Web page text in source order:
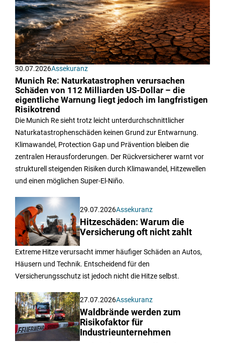
30.07.2026Assekuranz
Munich Re: Naturkatastrophen verursachen
Schäden von 112 Milliarden US-Dollar – die
eigentliche Warnung liegt jedoch im langfristigen
Risikotrend
Die Munich Re sieht trotz leicht unterdurchschnittlicher
Naturkatastrophenschäden keinen Grund zur Entwarnung.
Klimawandel, Protection Gap und Prävention bleiben die
zentralen Herausforderungen. Der Rückversicherer warnt vor
strukturell steigenden Risiken durch Klimawandel, Hitzewellen
und einen möglichen Super-El-Niño.
29.07.2026Assekuranz
Hitzeschäden: Warum die
Versicherung oft nicht zahlt
Extreme Hitze verursacht immer häufiger Schäden an Autos,
Häusern und Technik. Entscheidend für den
Versicherungsschutz ist jedoch nicht die Hitze selbst.
27.07.2026Assekuranz
Waldbrände werden zum
Risikofaktor für
Industrieunternehmen